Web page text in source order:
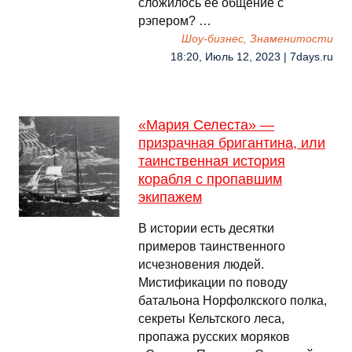
сложилось её общение с
рэпером? …
Шоу-бизнес, Знаменитости
18:20, Июль 12, 2023 | 7days.ru
«Мария Селеста» —
призрачная бригантина, или
таинственная история
корабля с пропавшим
экипажем
В истории есть десятки
примеров таинственного
исчезновения людей.
Мистификации по поводу
батальона Норфолкского полка,
секреты Кельтского леса,
пропажа русских моряков